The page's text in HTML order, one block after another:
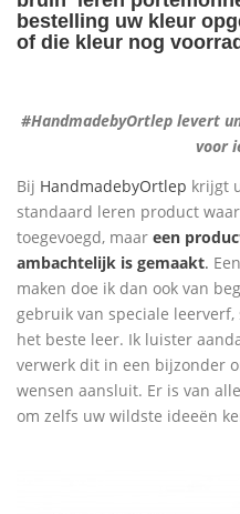
bestelling uw kleur
of die kleur nog
#HandmadebyOrtlep levert
voor
Bij HandmadebyOrtlep krijgt
standaard leren product
toegevoegd, maar een
ambachtelijk is gemaakt.
maken doe ik dan ook van
gebruik van speciale
het beste leer. Ik luister
verwerk dit in een bijzonder
wensen aansluit. Er is van
om zelfs uw wildste ideeën